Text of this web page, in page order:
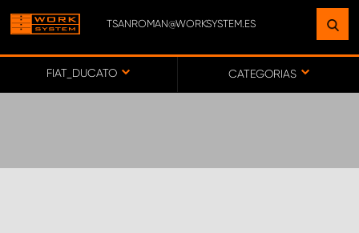
TSANROMAN@WORKSYSTEM.ES
FIAT_DUCATO CATEGORIAS
ENCUENTRE UNA INSTALACIÓN
CERCA DE USTED